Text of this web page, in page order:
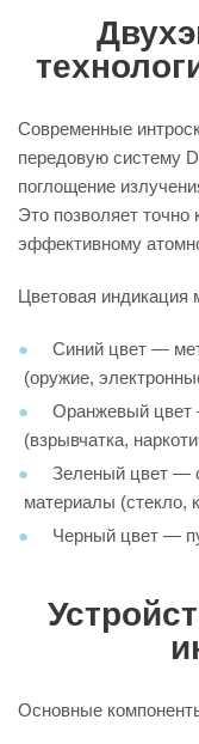
Современные
передовую систему
поглощение
Это позволяет
эффективному
Цветовая индикация
Синий цвет —
(оружие,
Оранжевый цвет
(взрывчатка,
Зеленый цвет —
материалы (стекло,
Черный цвет —
Основные